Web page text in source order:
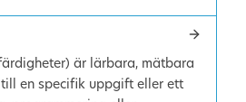
är lärbara, mätbara
en specifik uppgift eller ett